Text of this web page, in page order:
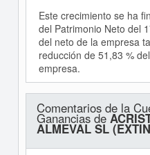
Este crecimiento se ha
del Patrimonio Neto del
del neto de la empresa
reducción de 51,83 %
empresa.
Comentarios de la
Ganancias de
ALMEVAL SL